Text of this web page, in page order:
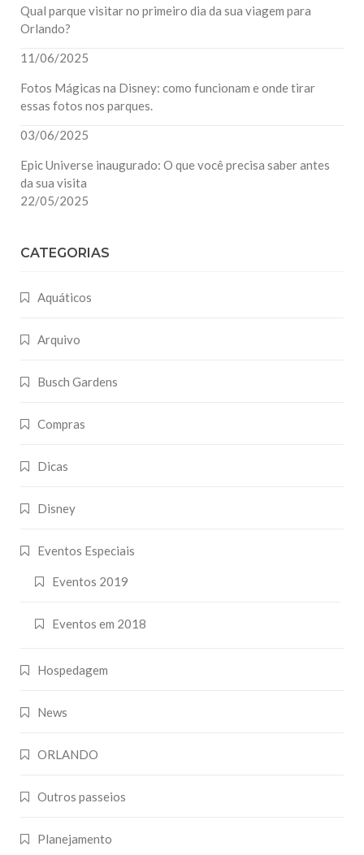
Qual parque visitar no primeiro dia da sua viagem para
Orlando?
11/06/2025
Fotos Mágicas na Disney: como funcionam e onde tirar
essas fotos nos parques.
03/06/2025
Epic Universe inaugurado: O que você precisa saber antes
da sua visita
22/05/2025
CATEGORIAS
Aquáticos
Arquivo
Busch Gardens
Compras
Dicas
Disney
Eventos Especiais
Eventos 2019
Eventos em 2018
Hospedagem
News
ORLANDO
Outros passeios
Planejamento